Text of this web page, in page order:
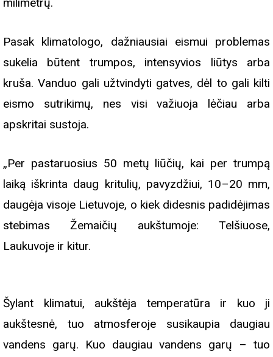
Pasak klimatologo, dažniausiai eismui problemas
sukelia būtent trumpos, intensyvios liūtys arba
kruša. Vanduo gali užtvindyti gatves, dėl to gali kilti
eismo sutrikimų, nes visi važiuoja lėčiau arba
apskritai sustoja.
„Per pastaruosius 50 metų liūčių, kai per trumpą
laiką iškrinta daug kritulių, pavyzdžiui, 10–20 mm,
daugėja visoje Lietuvoje, o kiek didesnis padidėjimas
stebimas Žemaičių aukštumoje: Telšiuose,
Laukuvoje ir kitur.
Šylant klimatui, aukštėja temperatūra ir kuo ji
aukštesnė, tuo atmosferoje susikaupia daugiau
vandens garų. Kuo daugiau vandens garų – tuo